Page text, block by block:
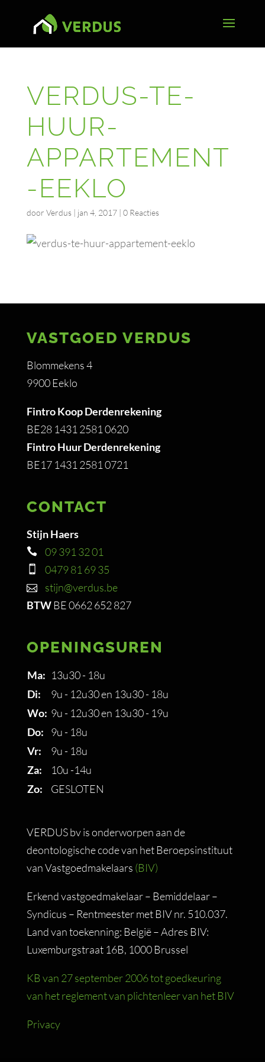
VERDUS-TE-
HUUR-
APPARTEMENT
-EEKLO
door Verdus| jan 4, 2017| 0 Reacties
VASTGOED VERDUS
Blommekens 4
9900 Eeklo
Fintro Koop Derdenrekening
BE28 1431 2581 0620
Fintro Huur Derdenrekening
BE17 1431 2581 0721
CONTACT
Stijn Haers
09 391 32 01
0479 81 69 35
stijn@verdus.be
BTWBE 0662 652 827
OPENINGSUREN
Ma: 13u30 - 18u
Di:
9u - 12u30 en 13u30 - 18u
Wo: 9u - 12u30 en 13u30 - 19u
Do:
9u - 18u
Vr:
9u - 18u
Za:
10u -14u
Zo:
GESLOTEN
VERDUS bv is onderworpen aan de
deontologische code van het Beroepsinstituut
van Vastgoedmakelaars (BIV)
Erkend vastgoedmakelaar – Bemiddelaar –
Syndicus – Rentmeester met BIV nr. 510.037.
Land van toekenning: België – Adres BIV:
Luxemburgstraat 16B, 1000 Brussel
KB van 27 september 2006 tot goedkeuring
van het reglement van plichtenleer van het BIV
Privacy